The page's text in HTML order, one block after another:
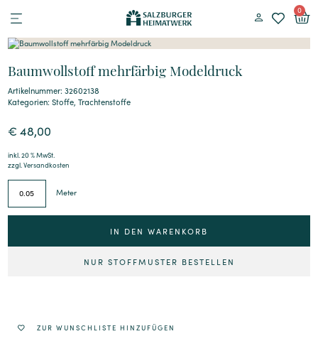
0
Baumwollstoff mehrfärbig Modeldruck
Artikelnummer: 32602138
Kategorien:Stoffe,Trachtenstoffe
€ 48,00
inkl. 20 % MwSt.
zzgl.Versandkosten
Meter
IN DEN WARENKORB
NUR STOFFMUSTER BESTELLEN
ZUR WUNSCHLISTE HINZUFÜGEN